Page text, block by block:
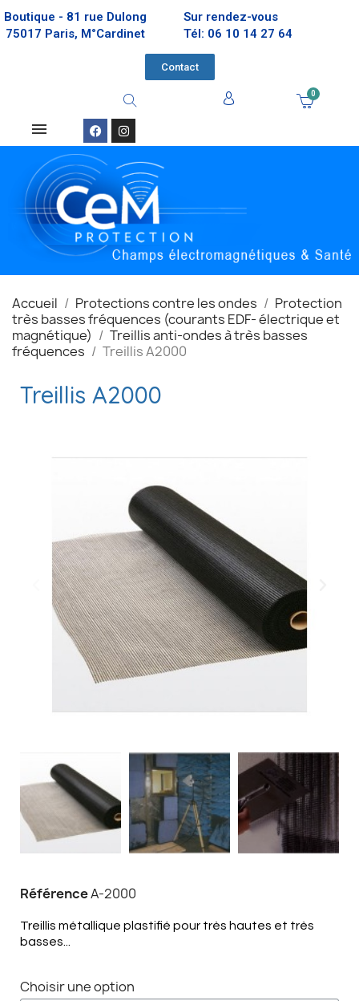
Boutique - 81 rue Dulong
75017 Paris, M°Cardinet
Sur rendez-vous
Tél: 06 10 14 27 64
Contact
Accueil Protections contre les ondes
Protection
très basses fréquences (courants EDF- électrique et
magnétique)
Treillis anti-ondes à très basses
fréquences
Treillis A2000
Treillis A2000
RéférenceA-2000
Treillis métallique plastifié pour très hautes et très
basses...
Choisir une option